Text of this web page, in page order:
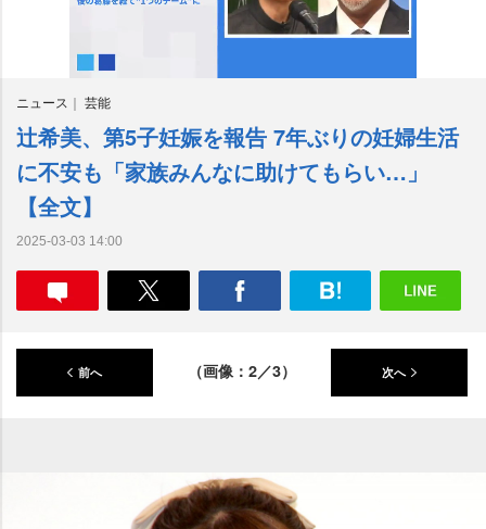
M
ニュース 芸能
辻希美、第5子妊娠を報告 7年ぶりの妊婦生活
に不安も「家族みんなに助けてもらい…」
【全文】
2025-03-03 14:00
前へ （画像：2／3） 次へ